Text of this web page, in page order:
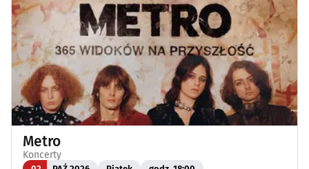
Metro
Koncerty